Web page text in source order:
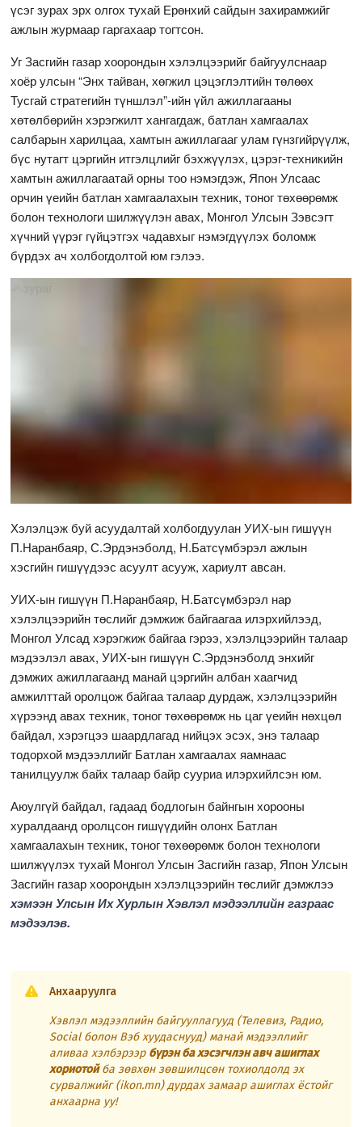
үсэг зурах эрх олгох тухай Ерөнхий сайдын захирамжийг
ажлын журмаар гаргахаар тогтсон.
Уг Засгийн газар хоорондын хэлэлцээрийг байгуулснаар
хоёр улсын “Энх тайван, хөгжил цэцэглэлтийн төлөөх
Тусгай стратегийн түншлэл”-ийн үйл ажиллагааны
хөтөлбөрийн хэрэгжилт хангагдаж, батлан хамгаалах
салбарын харилцаа, хамтын ажиллагааг улам гүнзгийрүүлж,
бүс нутагт цэргийн итгэлцлийг бэхжүүлэх, цэрэг-техникийн
хамтын ажиллагаатай орны тоо нэмэгдэж, Япон Улсаас
орчин үеийн батлан хамгаалахын техник, тоног төхөөрөмж
болон технологи шилжүүлэн авах, Монгол Улсын Зэвсэгт
хүчний үүрэг гүйцэтгэх чадавхыг нэмэгдүүлэх боломж
бүрдэх ач холбогдолтой юм гэлээ.
Хэлэлцэж буй асуудалтай холбогдуулан УИХ-ын гишүүн
П.Наранбаяр, С.Эрдэнэболд, Н.Батсүмбэрэл ажлын
хэсгийн гишүүдээс асуулт асууж, хариулт авсан.
УИХ-ын гишүүн П.Наранбаяр, Н.Батсүмбэрэл нар
хэлэлцээрийн төслийг дэмжиж байгаагаа илэрхийлээд,
Монгол Улсад хэрэгжиж байгаа гэрээ, хэлэлцээрийн талаар
мэдээлэл авах, УИХ-ын гишүүн С.Эрдэнэболд энхийг
дэмжих ажиллагаанд манай цэргийн албан хаагчид
амжилттай оролцож байгаа талаар дурдаж, хэлэлцээрийн
хүрээнд авах техник, тоног төхөөрөмж нь цаг үеийн нөхцөл
байдал, хэрэгцээ шаардлагад нийцэх эсэх, энэ талаар
тодорхой мэдээллийг Батлан хамгаалах яамнаас
танилцуулж байх талаар байр сууриа илэрхийлсэн юм.
Аюулгүй байдал, гадаад бодлогын байнгын хорооны
хуралдаанд оролцсон гишүүдийн олонх Батлан
хамгаалахын техник, тоног төхөөрөмж болон технологи
шилжүүлэх тухай Монгол Улсын Засгийн газар, Япон Улсын
Засгийн газар хоорондын хэлэлцээрийн төслийг дэмжлээ
хэмээн Улсын Их Хурлын Хэвлэл мэдээллийн газраас
мэдээлэв.
Анхааруулга
Хэвлэл мэдээллийн байгууллагууд (Телевиз, Радио,
Social болон Вэб хуудаснууд) манай мэдээллийг
аливаа хэлбэрээр бүрэн ба хэсэгчлэн авч ашиглах
хориотойба зөвхөн зөвшилцсөн тохиолдолд эх
сурвалжийг (ikon.mn) дурдах замаар ашиглах ёстойг
анхаарна уу!